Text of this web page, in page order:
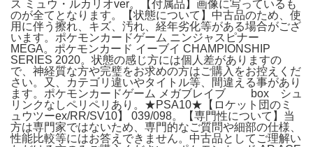
ス ミュウ・ルカリオver。【付属品】画像に写っているも
のが全てとなります。【状態について】中古品のため、使
用に伴う擦れ、キズ、汚れ、経年劣化等がある場合がござ
います。ポケモンカードゲーム ニンジャスピナー
MEGA。ポケモンカード イーブイ CHAMPIONSHIP
SERIES 2020。状態の感じ方には個人差がありますの
で、神経質な方や完璧をお求めの方はご購入をお控えくだ
さい。又、カテゴリ違いやタイトル等、間違える事があり
ます。ポケモンカードゲーム メガブレイブ box シュ
リンクなしペリペリあり。★PSA10★【ロケット団のミ
ュウツーex/RR/SV10】 039/098。【専門性について】当
方は専門家ではないため、専門的なご質問や細部の仕様、
性能比較等にはお答えできません。中古品としてご理解い